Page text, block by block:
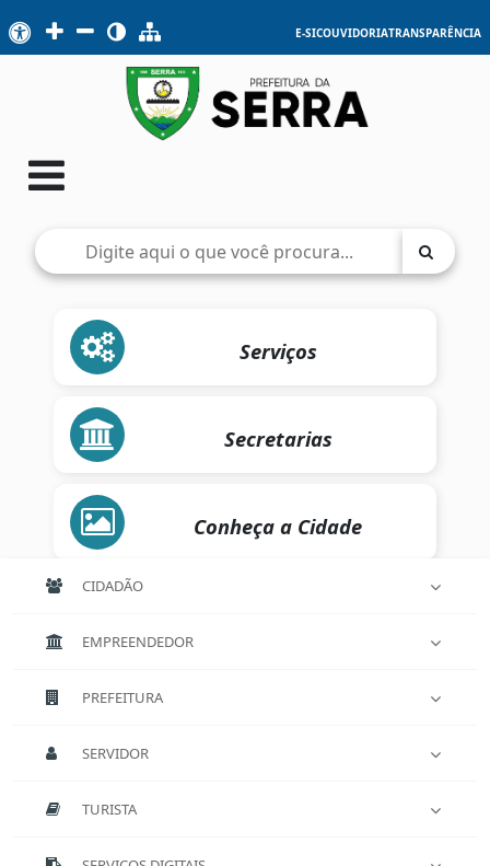
E-SICOUVIDORIATRANSPARÊNCIA
Serviços
Secretarias
Conheça a Cidade
CIDADÃO
EMPREENDEDOR
PREFEITURA
SERVIDOR
TURISTA